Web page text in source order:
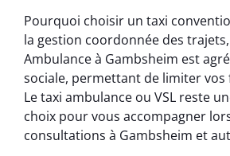
Pourquoi choisir un taxi
la gestion coordonnée des trajets,
Ambulance à Gambsheim est
sociale, permettant de limiter vos
Le taxi ambulance ou VSL reste
choix pour vous accompagner
consultations à Gambsheim et